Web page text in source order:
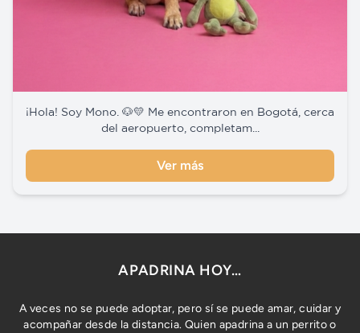
¡Hola! Soy Mono. 🐶💛 Me encontraron en Bogotá, cerca
del aeropuerto, completam...
Ver más
APADRINA HOY…
A veces no se puede adoptar, pero sí se puede amar, cuidar y
acompañar desde la distancia. Quien apadrina a un perrito o